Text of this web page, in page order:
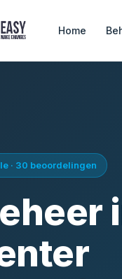
Home
· 30 beoordelingen